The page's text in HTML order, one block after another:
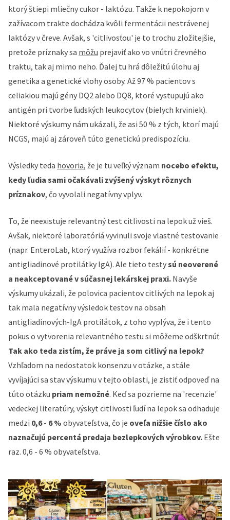
ktorý štiepi mliečny cukor - laktózu. Takže k nepokojom v
zažívacom trakte dochádza kvôli fermentácii nestrávenej
laktózy v čreve. Avšak, s 'citlivosťou' je to trochu zložitejšie,
pretože príznaky sa môžu prejaviť ako vo vnútri črevného
traktu, tak aj mimo neho. Ďalej tu hrá dôležitú úlohu aj
genetika a genetické vlohy osoby. Až 97 % pacientov s
celiakiou majú gény DQ2 alebo DQ8, ktoré vystupujú ako
antigén pri tvorbe ľudských leukocytov (bielych krviniek).
Niektoré výskumy nám ukázali, že asi 50 % z tých, ktorí majú
NCGS, majú aj zároveň túto genetickú predispozíciu.
Výsledky teda hovoria, že je tu veľký význam nocebo efektu,
kedy ľudia sami očakávali zvýšený výskyt rôznych
príznakov, čo vyvolali negatívny vplyv.
To, že neexistuje relevantný test citlivosti na lepok už vieš.
Avšak, niektoré laboratóriá vyvinuli svoje vlastné testovanie
(napr. EnteroLab, ktorý využíva rozbor fekálií - konkrétne
antigliadinové protilátky IgA). Ale tieto testysú neoverené
a neakceptované v súčasnej lekárskej praxi. Navyše
výskumy ukázali, že polovica pacientov citlivých na lepok aj
tak mala negatívny výsledok testov na obsah
antigliadinových-IgA protilátok, z toho vyplýva, že i tento
pokus o vytvorenia relevantného testu si môžeme odškrtnúť.
Tak ako teda zistím, že práve ja som citlivý na lepok?
Vzhľadom na nedostatok konsenzu v otázke, a stále
vyvíjajúci sa stav výskumu v tejto oblasti, je zistiť odpoveď na
túto otázku priam nemožné. Keď sa pozrieme na 'recenzie'
vedeckej literatúry, výskyt citlivosti ľudí na lepok sa odhaduje
medzi 0,6 - 6 % obyvateľstva, čo je oveľa nižšie číslo ako
naznačujú percentá predaja bezlepkových výrobkov. Ešte
raz. 0,6 - 6 % obyvateľstva.